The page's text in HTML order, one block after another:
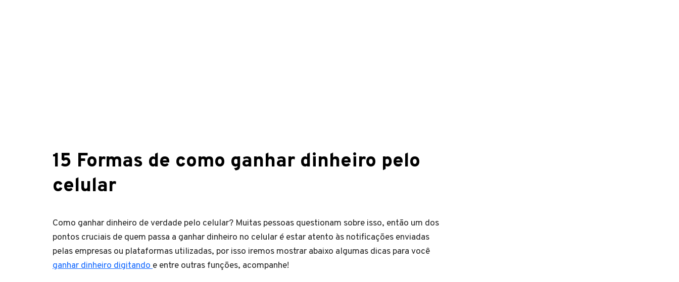
15 Formas de como ganhar dinheiro pelo
celular
Como ganhar dinheiro de verdade pelo celular? Muitas pessoas questionam sobre isso, então um dos
pontos cruciais de quem passa a ganhar dinheiro no celular é estar atento às notificações enviadas
pelas empresas ou plataformas utilizadas, por isso iremos mostrar abaixo algumas dicas para você
ganhar dinheiro digitando e entre outras funções, acompanhe!